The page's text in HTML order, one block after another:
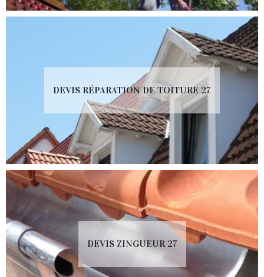
DEVIS RÉPARATION DE TOITURE 27
DEVIS ZINGUEUR 27